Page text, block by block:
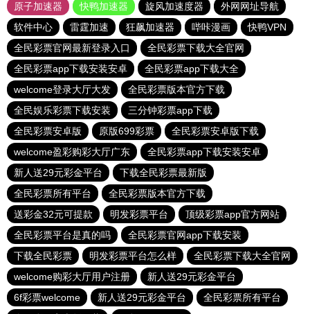
原子加速器
快鸭加速器 旋风加速度器
外网网址导航
软件中心
雷霆加速 狂飙加速器 哔咔漫画
快鸭VPN
全民彩票官网最新登录入口
全民彩票下载大全官网
全民彩票app下载安装安卓
全民彩票app下载大全
welcome登录大厅大发
全民彩票版本官方下载
全民娱乐彩票下载安装
三分钟彩票app下载
全民彩票安卓版
原版699彩票
全民彩票安卓版下载
welcome盈彩购彩大厅广东
全民彩票app下载安装安卓
新人送29元彩金平台
下载全民彩票最新版
全民彩票所有平台
全民彩票版本官方下载
送彩金32元可提款
明发彩票平台
顶级彩票app官方网站
全民彩票平台是真的吗
全民彩票官网app下载安装
下载全民彩票
明发彩票平台怎么样
全民彩票下载大全官网
welcome购彩大厅用户注册
新人送29元彩金平台
6f彩票welcome
新人送29元彩金平台
全民彩票所有平台